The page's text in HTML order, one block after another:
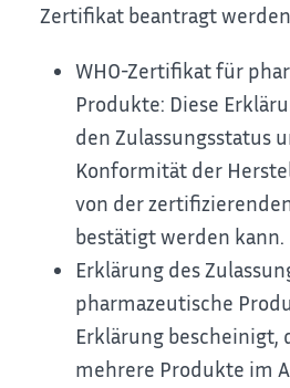
Zertifikat beantragt
WHO-Zertifikat für
Produkte: Diese
den Zulassungsstatus
Konformität der
von der
bestätigt werden kann.
Erklärung des
pharmazeutische
Erklärung bescheinigt,
mehrere Produkte im